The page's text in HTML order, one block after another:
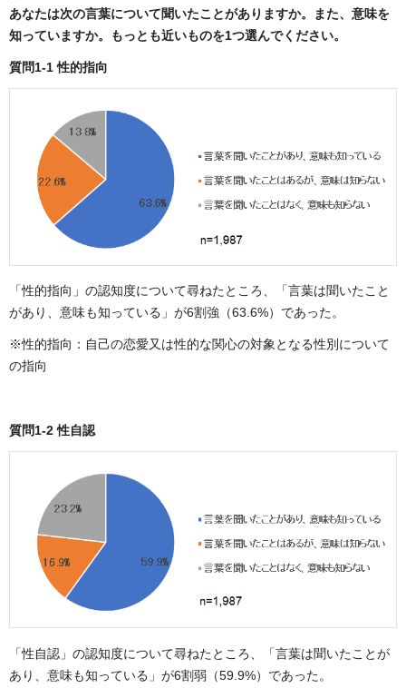
あなたは次の言葉について聞いたことがありますか。また、意味を
知っていますか。もっとも近いものを1つ選んでください。
質問1-1 性的指向
「性的指向」の認知度について尋ねたところ、「言葉は聞いたこと
があり、意味も知っている」が6割強（63.6%）であった。
※性的指向：自己の恋愛又は性的な関心の対象となる性別について
の指向
質問1-2 性自認
「性自認」の認知度について尋ねたところ、「言葉は聞いたことが
あり、意味も知っている」が6割弱（59.9%）であった。